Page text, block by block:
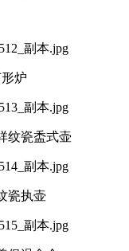
炉
纹瓷盉式壶
瓷执壶